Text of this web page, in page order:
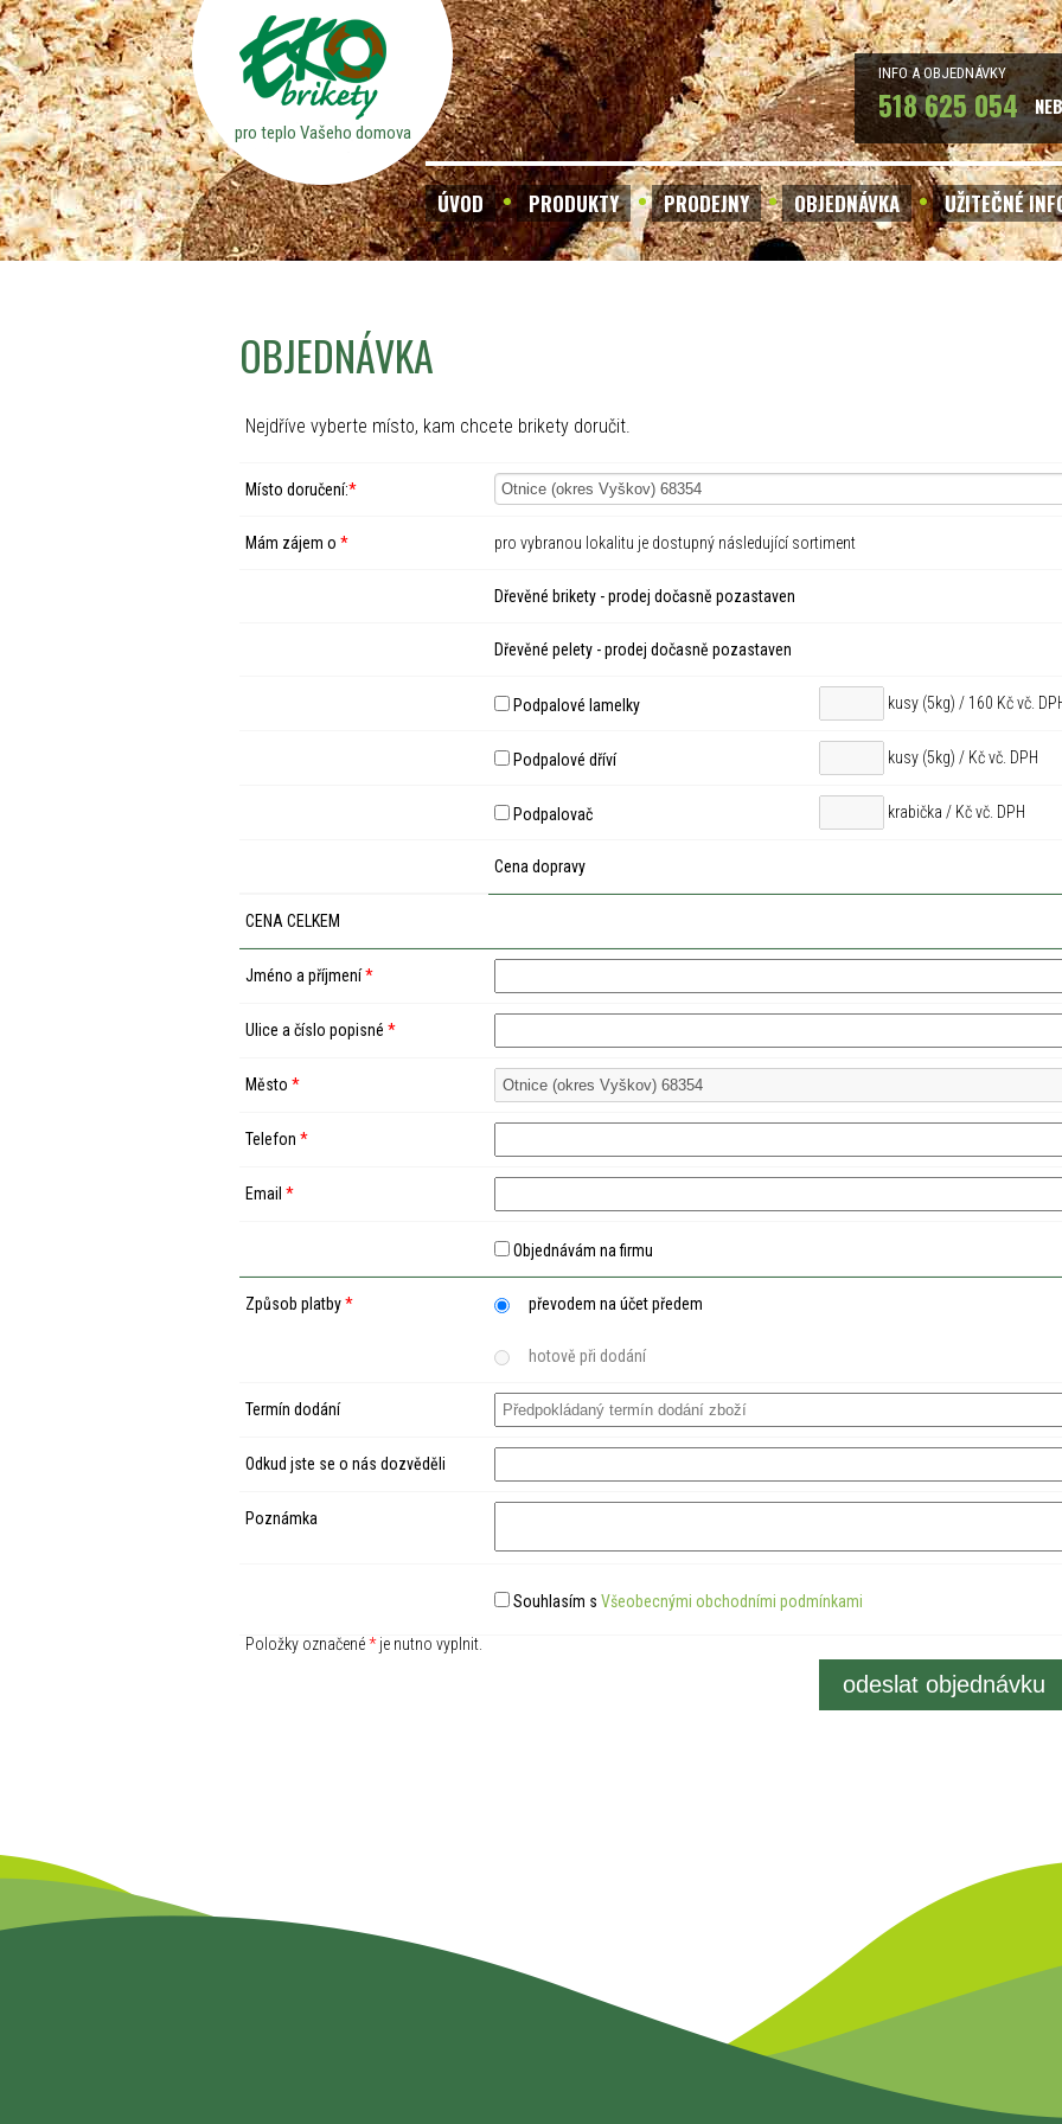
pro teplo Vašeho domova
INFO A OBJEDNÁVKY
518 625 054
ÚVOD PRODUKTY PRODEJNY OBJEDNÁVKA UŽITEČNÉ
OBJEDNÁVKA
Nejdříve vyberte místo, kam chcete brikety doručit.
Místo doručení:*
Mám zájem o * pro vybranou lokalitu je dostupný následující sortiment
Dřevěné brikety - prodej dočasně pozastaven
Dřevěné pelety - prodej dočasně pozastaven
Podpalové lamelky kusy (5kg) / 160 Kč vč.
Podpalové dříví kusy (5kg) / Kč vč. DPH
Podpalovač krabička / Kč vč. DPH
Cena dopravy
CENA CELKEM
Jméno a příjmení*
Ulice a číslo popisné *
Město *
Telefon *
Email *
Objednávám na firmu
Způsob platby* převodem na účet předem
hotově při dodání
Termín dodání
Odkud jste se o nás dozvěděli
Poznámka
Souhlasím s Všeobecnými obchodními podmínkami
Položky označené*je nutno vyplnit.
odeslat objednávku